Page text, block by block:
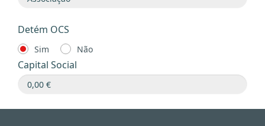
Detém OCS
Sim Não
Capital Social